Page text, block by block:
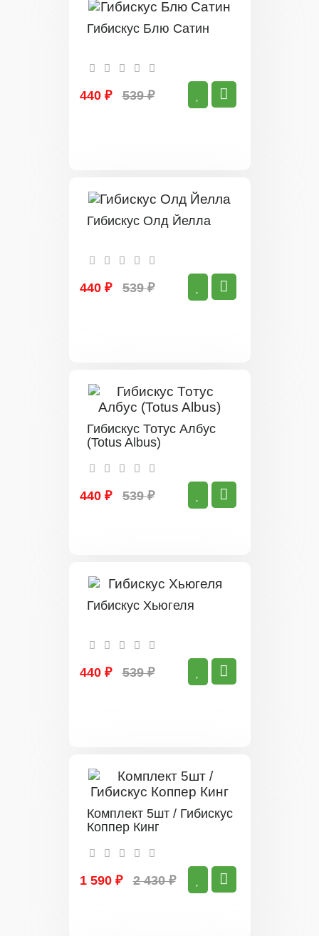
Гибискус Блю Сатин
440 ₽ 539 ₽
Гибискус Олд Йелла
440 ₽ 539 ₽
Гибискус Тотус Албус
(Totus Albus)
440 ₽ 539 ₽
Гибискус Хьюгеля
440 ₽ 539 ₽
Комплект 5шт / Гибискус
Коппер Кинг
1 590 ₽ 2 430 ₽